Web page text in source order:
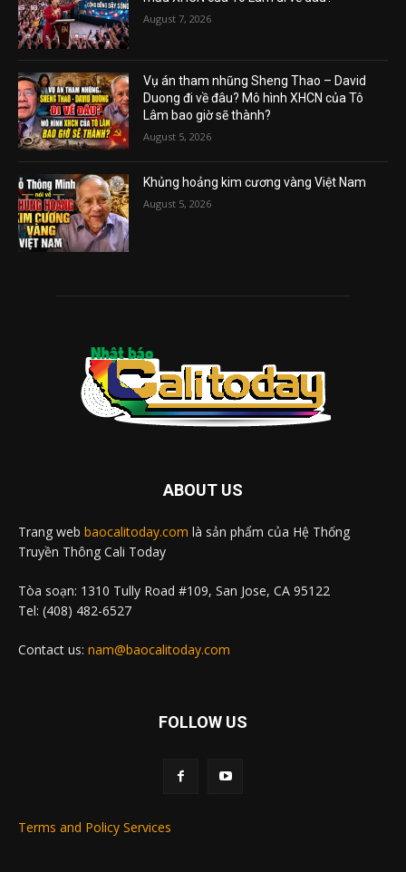
August 7, 2026
Vụ án tham nhũng Sheng Thao – David
Duong đi về đâu? Mô hình XHCN của Tô
Lâm bao giờ sẽ thành?
August 5, 2026
Khủng hoảng kim cương vàng Việt Nam
August 5, 2026
ABOUT US
Trang web baocalitoday.com là sản phẩm của Hệ Thống
Truyền Thông Cali Today
Tòa soạn: 1310 Tully Road #109, San Jose, CA 95122
Tel: (408) 482-6527
Contact us: nam@baocalitoday.com
FOLLOW US
Terms and Policy Services